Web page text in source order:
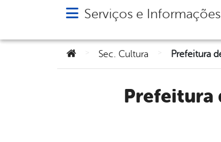
Abrir menu principal de navegação
Serviços e Informações
Você está aqui:
Sec. Cultura
Prefeitura de Belo Jardim divulga programação oficial da 56ª